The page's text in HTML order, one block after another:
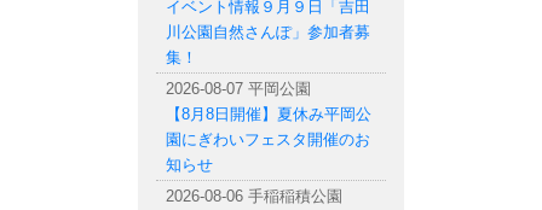
イベント情報９月９日「吉田
川公園自然さんぽ」参加者募
集！
2026-08-07 平岡公園
【8月8日開催】夏休み平岡公
園にぎわいフェスタ開催のお
知らせ
2026-08-06 手稲稲積公園